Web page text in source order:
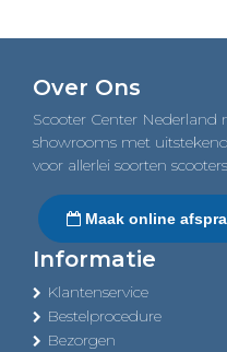
Over Ons
Scooter Center Nederland
showrooms met
voor allerlei soorten
Maak online
Informatie
Klantenservice
Bestelprocedure
Bezorgen